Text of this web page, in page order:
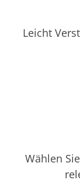
Leicht
Wählen